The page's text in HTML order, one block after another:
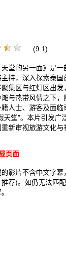
(9.1)
天堂的另一面》是
主持，深入探索泰
聚集区与红灯区出
与热带风情之下
人士、游客及面
天堂”。本片引发
新审视旅游文化与
页面
影片不含中文字幕
荐)。如仍无法匹